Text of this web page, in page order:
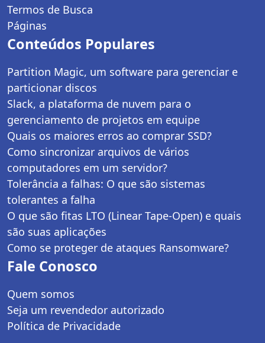
Termos de Busca
Páginas
Conteúdos Populares
Partition Magic, um software para gerenciar e
particionar discos
Slack, a plataforma de nuvem para o
gerenciamento de projetos em equipe
Quais os maiores erros ao comprar SSD?
Como sincronizar arquivos de vários
computadores em um servidor?
Tolerância a falhas: O que são sistemas
tolerantes a falha
O que são fitas LTO (Linear Tape-Open) e quais
são suas aplicações
Como se proteger de ataques Ransomware?
Fale Conosco
Quem somos
Seja um revendedor autorizado
Política de Privacidade